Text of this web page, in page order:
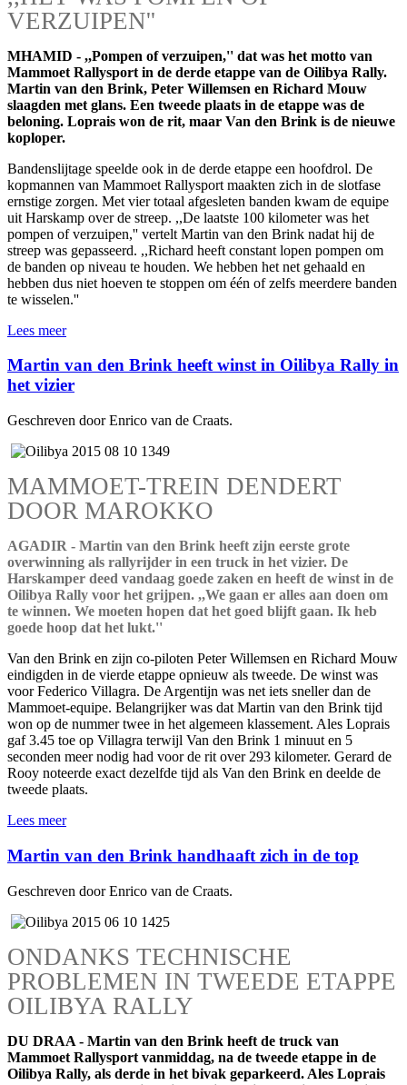
VERZUIPEN''
MHAMID - ,,Pompen of verzuipen,'' dat was het motto van
Mammoet Rallysport in de derde etappe van de Oilibya Rally.
Martin van den Brink, Peter Willemsen en Richard Mouw
slaagden met glans. Een tweede plaats in de etappe was de
beloning. Loprais won de rit, maar Van den Brink is de nieuwe
koploper.
Bandenslijtage speelde ook in de derde etappe een hoofdrol. De
kopmannen van Mammoet Rallysport maakten zich in de slotfase
ernstige zorgen. Met vier totaal afgesleten banden kwam de equipe
uit Harskamp over de streep. ,,De laatste 100 kilometer was het
pompen of verzuipen,'' vertelt Martin van den Brink nadat hij de
streep was gepasseerd. ,,Richard heeft constant lopen pompen om
de banden op niveau te houden. We hebben het net gehaald en
hebben dus niet hoeven te stoppen om één of zelfs meerdere banden
te wisselen.''
Lees meer
Martin van den Brink heeft winst in Oilibya Rally in
het vizier
Geschreven door Enrico van de Craats.
MAMMOET-TREIN DENDERT
DOOR MAROKKO
AGADIR - Martin van den Brink heeft zijn eerste grote
overwinning als rallyrijder in een truck in het vizier. De
Harskamper deed vandaag goede zaken en heeft de winst in de
Oilibya Rally voor het grijpen. ,,We gaan er alles aan doen om
te winnen. We moeten hopen dat het goed blijft gaan. Ik heb
goede hoop dat het lukt.''
Van den Brink en zijn co-piloten Peter Willemsen en Richard Mouw
eindigden in de vierde etappe opnieuw als tweede. De winst was
voor Federico Villagra. De Argentijn was net iets sneller dan de
Mammoet-equipe. Belangrijker was dat Martin van den Brink tijd
won op de nummer twee in het algemeen klassement. Ales Loprais
gaf 3.45 toe op Villagra terwijl Van den Brink 1 minuut en 5
seconden meer nodig had voor de rit over 293 kilometer. Gerard de
Rooy noteerde exact dezelfde tijd als Van den Brink en deelde de
tweede plaats.
Lees meer
Martin van den Brink handhaaft zich in de top
Geschreven door Enrico van de Craats.
ONDANKS TECHNISCHE
PROBLEMEN IN TWEEDE ETAPPE
OILIBYA RALLY
DU DRAA - Martin van den Brink heeft de truck van
Mammoet Rallysport vanmiddag, na de tweede etappe in de
Oilibya Rally, als derde in het bivak geparkeerd. Ales Loprais